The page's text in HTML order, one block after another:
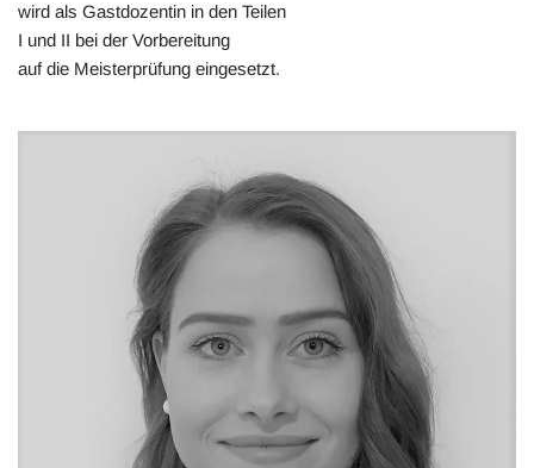
wird als Gastdozentin in den Teilen
I und II bei der Vorbereitung
auf die Meisterprüfung eingesetzt.